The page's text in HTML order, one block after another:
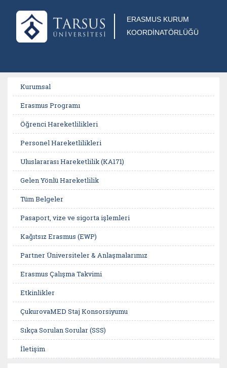
ERASMUS KURUM
KOORDİNATÖRLÜĞÜ
Kurumsal
Erasmus Programı
Öğrenci Hareketlilikleri
Personel Hareketlilikleri
Uluslararası Hareketlilik (KA171)
Gelen Yönlü Hareketlilik
Tüm Belgeler
Pasaport, vize ve sigorta işlemleri
Kağıtsız Erasmus (EWP)
Partner Üniversiteler & Anlaşmalarımız
Erasmus Çalışma Takvimi
Etkinlikler
ÇukurovaMED Staj Konsorsiyumu
Sıkça Sorulan Sorular (SSS)
İletişim